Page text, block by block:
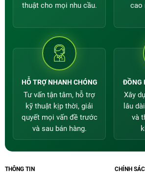
thuật cho mọi nhu cầu.
cao
HỖ TRỢ NHANH CHÓNG
Tư vấn tận tâm, hỗ trợ
kỹ thuật kịp thời, giải
quyết mọi vấn đề trước
và sau bán hàng.
ĐỒNG
Xây
lâu
và
THÔNG TIN CHÍNH